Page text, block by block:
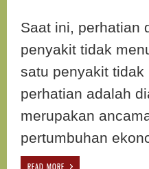
Saat ini, perhatian
penyakit tidak
satu penyakit
perhatian adalah
merupakan
pertumbuhan
READ MORE